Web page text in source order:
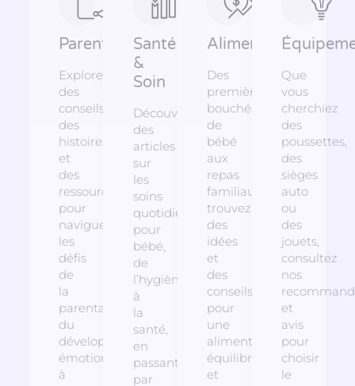
Parentalité
Explorez
des
conseils,
des
histoires
et
des
ressources
pour
naviguer
les
défis
de
la
parentalité,
du
développement
émotionnel
à
Santé
&
Soin
Découvrez
des
articles
sur
les
soins
quotidiens
pour
bébé,
de
l’hygiène
à
la
santé,
en
passant
par
Alimentation
Des
premières
bouchées
de
bébé
aux
repas
familiaux,
trouvez
des
idées
et
des
conseils
pour
une
alimentation
équilibrée
et
Que
vous
cherchiez
des
poussettes,
des
sièges
auto
ou
des
jouets,
consultez
nos
et
avis
pour
choisir
le